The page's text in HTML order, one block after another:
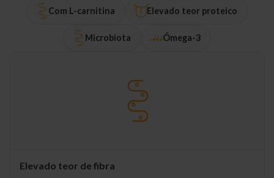
Com L-carnitina Elevado teor proteico
Microbiota Ómega-3
Elevado teor de fibra